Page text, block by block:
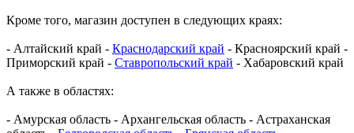
Кроме того, магазин доступен в следующих краях:
- Алтайский край - Краснодарский край - Красноярский край -
Приморский край - Ставропольский край - Хабаровский край
А также в областях:
- Амурская область - Архангельская область - Астраханская